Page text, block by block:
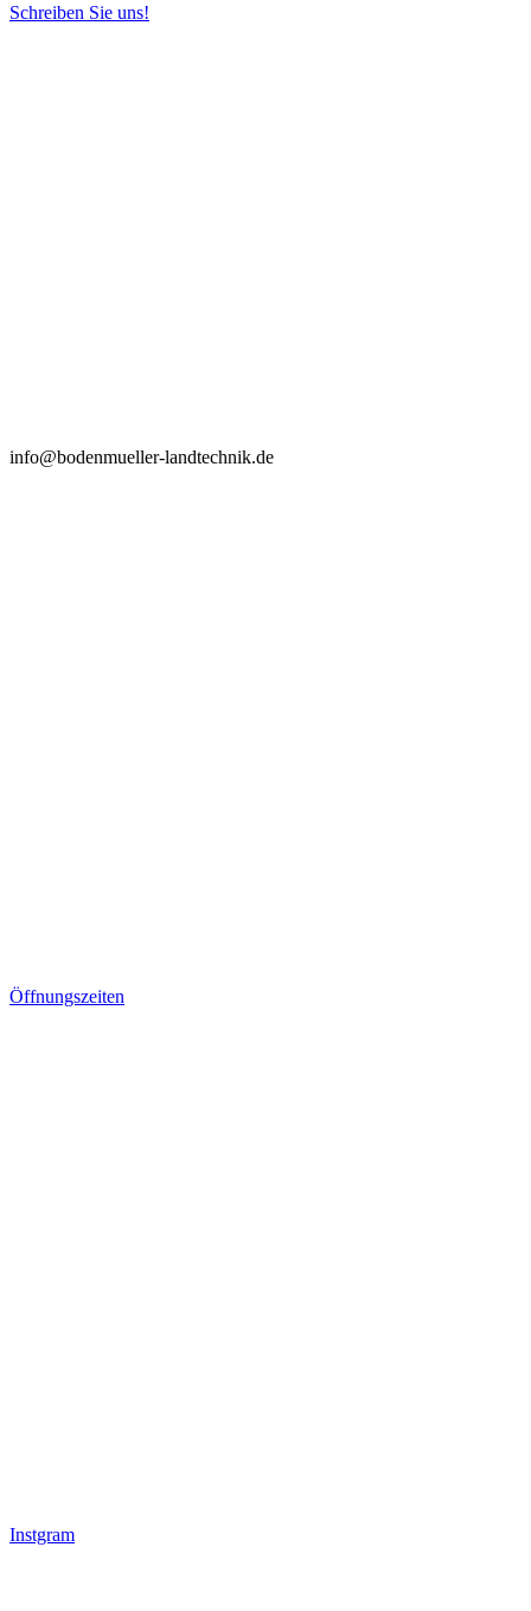
Schreiben Sie uns!
info@bodenmueller-landtechnik.de
Öffnungszeiten
Instgram